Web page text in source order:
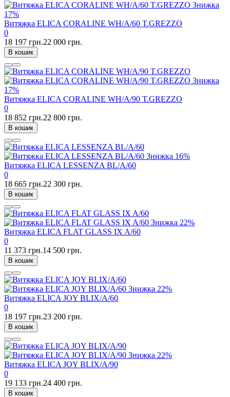
Знижка
17%
Витяжка ELICA CORALINE WH/A/60 T.GREZZO
0
18 197 грн.22 000 грн.
В кошик
Знижка
17%
Витяжка ELICA CORALINE WH/A/90 T.GREZZO
0
18 852 грн.22 800 грн.
В кошик
Знижка 16%
Витяжка ELICA LESSENZA BL/A/60
0
18 665 грн.22 300 грн.
В кошик
Знижка 22%
Витяжка ELICA FLAT GLASS IX A/60
0
11 373 грн.14 500 грн.
В кошик
Знижка 22%
Витяжка ELICA JOY BLIX/A/60
0
18 197 грн.23 200 грн.
В кошик
Знижка 22%
Витяжка ELICA JOY BLIX/A/90
0
19 133 грн.24 400 грн.
В кошик